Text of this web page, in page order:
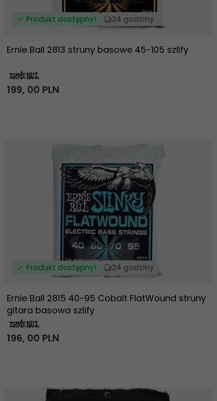
Produkt dostępny! 24 godziny
Ernie Ball 2813 struny basowe 45-105 szlify
199, 00 PLN
Produkt dostępny! 24 godziny
Ernie Ball 2815 40-95 Cobalt FlatWound struny
gitara basowa szlify
196, 00 PLN